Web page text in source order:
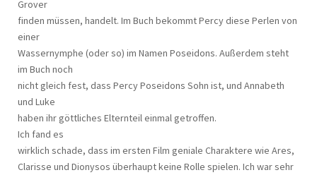
Grover
finden müssen, handelt. Im Buch bekommt Percy diese Perlen von
einer
Wassernymphe (oder so) im Namen Poseidons. Außerdem steht
im Buch noch
nicht gleich fest, dass Percy Poseidons Sohn ist, und Annabeth
und Luke
haben ihr göttliches Elternteil einmal getroffen.
Ich fand es
wirklich schade, dass im ersten Film geniale Charaktere wie Ares,
Clarisse und Dionysos überhaupt keine Rolle spielen. Ich war sehr